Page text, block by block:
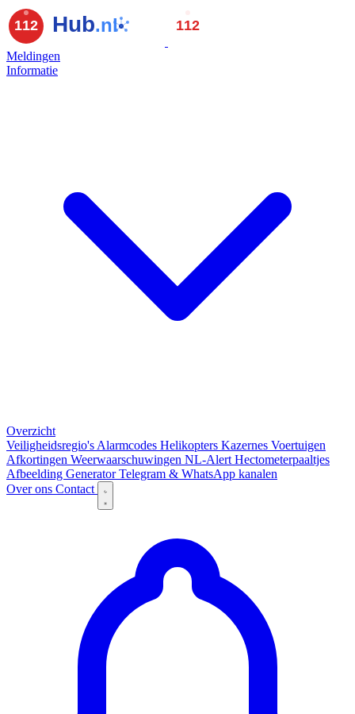
Meldingen
Informatie
Overzicht
Veiligheidsregio's Alarmcodes Helikopters Kazernes Voertuigen
Afkortingen Weerwaarschuwingen NL-Alert Hectometerpaaltjes
Afbeelding GeneratorTelegram & WhatsApp kanalen
Over ons Contact